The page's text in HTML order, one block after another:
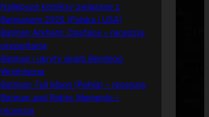
Najlepsze komiksy związane z
Batmanem 2025 (Polska i USA)
Batman Arkham: Clayface – recenzja,
prezentacja
Batman i ukryty skarb Berniego
Wrightsona
Batman: Full Moon (Pełnia) – recenzja
Batman and Robin: Memento –
recenzja